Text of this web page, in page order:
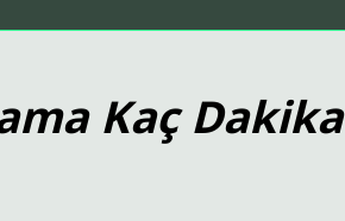
Kaç